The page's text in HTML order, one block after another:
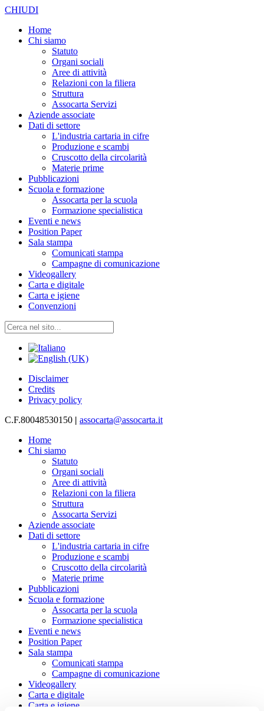
CHIUDI
Home
Chi siamo
Statuto
Organi sociali
Aree di attività
Relazioni con la filiera
Struttura
Assocarta Servizi
Aziende associate
Dati di settore
L'industria cartaria in cifre
Produzione e scambi
Cruscotto della circolarità
Materie prime
Pubblicazioni
Scuola e formazione
Assocarta per la scuola
Formazione specialistica
Eventi e news
Position Paper
Sala stampa
Comunicati stampa
Campagne di comunicazione
Videogallery
Carta e digitale
Carta e igiene
Convenzioni
Disclaimer
Credits
Privacy policy
C.F.80048530150 | assocarta@assocarta.it
Home
Chi siamo
Statuto
Organi sociali
Aree di attività
Relazioni con la filiera
Struttura
Assocarta Servizi
Aziende associate
Dati di settore
L'industria cartaria in cifre
Produzione e scambi
Cruscotto della circolarità
Materie prime
Pubblicazioni
Scuola e formazione
Assocarta per la scuola
Formazione specialistica
Eventi e news
Position Paper
Sala stampa
Comunicati stampa
Campagne di comunicazione
Videogallery
Carta e digitale
Carta e igiene